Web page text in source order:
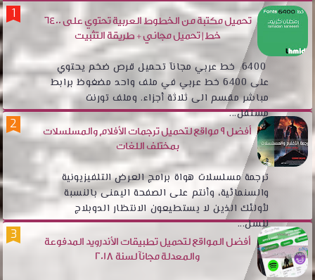
تحميل مكتبة من الخطوط العربية تحتوي على 6400
خط | تحميل مجاني + طريقة التثبيت
6400 خط عربي مجانآ تحميل قرص ضخم يحتوي
على 6400 خط عربي في ملف واحد مضغوظ برابط
مباشر مقسم الى ثلاثة أجزاء. وملف تورنت
مستقل...
أفضل 9 مواقع لتحميل ترجمات الأفلام والمسلسلات
بمختلف اللغات
ترجمة مسلسلات هواة برامج العرض التلفيزيونية
والسنمائية، وأنتم على الصفحة اليمنى بالنسبة
لأولئك الذين لا يستطيعون الانتظار الدوبلاج
للسل...
أفضل المواقع لتحميل تطبيقات الأندرويد المدفوعة
والمعدلة مجانآ لسنة 2018